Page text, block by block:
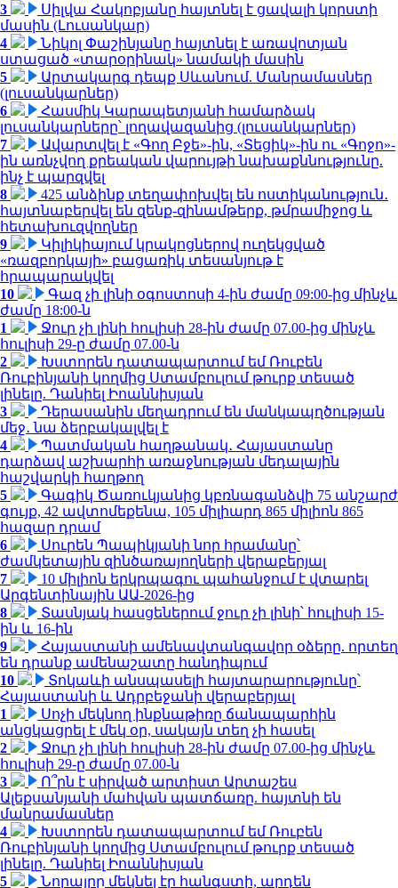
3
Սիլվա Հակոբյանը հայտնել է ցավալի կորստի
մասին (Լուսանկար)
4
Նիկոլ Փաշինյանը հայտնել է առավոտյան
ստացած «տարօրինակ» նամակի մասին
5
Արտակարգ դեպք Սևանում. Մանրամասներ
(լուսանկարներ)
6
Հասմիկ Կարապետյանի համարձակ
լուսանկարները՝ լողավազանից (լուսանկարներ)
7
Ավարտվել է «Գող Բջե»-ին, «Տեցիկ»-ին ու «Գոջո»-
ին առնչվող քրեական վարույթի նախաքննությունը.
ինչ է պարզվել
8
425 անձինք տեղափոխվել են ոստիկանություն․
հայտնաբերվել են զենք-զինամթերք, թմրամիջոց և
հետախուզվողներ
9
Կիլիկիայում կրակոցներով ուղեկցված
«ռազբորկայի» բացառիկ տեսանյութ է
հրապարակվել
10
Գազ չի լինի օգոստոսի 4-ին ժամը 09:00-ից մինչև
ժամը 18:00-ն
1
Ջուր չի լինի հուլիսի 28-ին ժամը 07.00-ից մինչև
հուլիսի 29-ը ժամը 07.00-ն
2
Խստորեն դատապարտում եմ Ռուբեն
Ռուբինյանի կողմից Ստամբուլում թուրք տեսած
լինելը. Դանիել Իոաննիսյան
3
Դերասանին մեղադրում են մանկապղծության
մեջ․ նա ձերբակալվել է
4
Պատմական հաղթանակ․ Հայաստանը
դարձավ աշխարհի առաջնության մեդալային
հաշվարկի հաղթող
5
Գագիկ Ծառուկյանից կբռնագանձվի 75 անշարժ
գույք, 42 ավտոմեքենա, 105 միլիարդ 865 միլիոն 865
հազար դրամ
6
Սուրեն Պապիկյանի նոր հրամանը՝
ժամկետային զինծառայողների վերաբերյալ
7
10 միլիոն երկրպագու պահանջում է վտարել
Արգենտինային ԱԱ-2026-ից
8
Տասնյակ հասցեներում ջուր չի լինի՝ հուլիսի 15-
ին և 16-ին
9
Հայաստանի ամենավտանգավոր օձերը. որտեղ
են դրանք ամենաշատը հանդիպում
10
Տոկաևի անսպասելի հայտարարությունը՝
Հայաստանի և Ադրբեջանի վերաբերյալ
1
Սոչի մեկնող ինքնաթիռը ճանապարհին
անցկացրել է մեկ օր, սակայն տեղ չի հասել
2
Ջուր չի լինի հուլիսի 28-ին ժամը 07.00-ից մինչև
հուլիսի 29-ը ժամը 07.00-ն
3
Ո՞րն է սիրված արտիստ Արտաշես
Ալեքսանյանի մահվան պատճառը. հայտնի են
մանրամասներ
4
Խստորեն դատապարտում եմ Ռուբեն
Ռուբինյանի կողմից Ստամբուլում թուրք տեսած
լինելը. Դանիել Իոաննիսյան
5
Նորայրը մեկնել էր հանգստի, արդեն